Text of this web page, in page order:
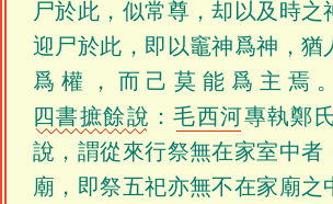
尸於此，似常尊，却以及時之
迎尸於此，即以竈神爲神，猶
爲權，而己莫能爲主焉
四書摭餘說 ：毛西河專執鄭
說，謂從來行祭無在家室中者
廟，即祭五祀亦無不在家廟之